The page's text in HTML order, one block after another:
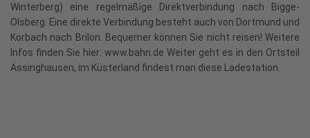
Winterberg) eine regelmäßige Direktverbindung nach Bigge-
Olsberg. Eine direkte Verbindung besteht auch von Dortmund und
Korbach nach Brilon. Bequemer können Sie nicht reisen! Weitere
Infos finden Sie hier: www.bahn.de Weiter geht es in den Ortsteil
Assinghausen, im Küsterland findest man diese Ladestation.